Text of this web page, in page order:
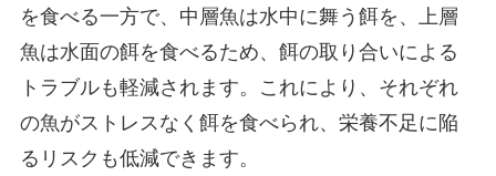
を食べる一方で、中層魚は水中に舞う餌を、上層
魚は水面の餌を食べるため、餌の取り合いによる
トラブルも軽減されます。これにより、それぞれ
の魚がストレスなく餌を食べられ、栄養不足に陥
るリスクも低減できます。